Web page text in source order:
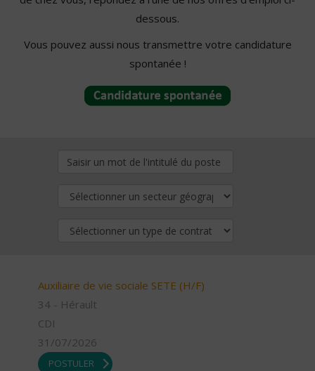
dessous.
Vous pouvez aussi nous transmettre votre candidature
spontanée !
Auxiliaire de vie sociale SETE (H/F)
34 - Hérault
CDI
31/07/2026
POSTULER